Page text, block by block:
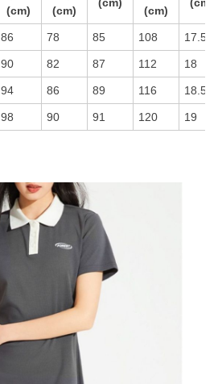
(cm)
(cm)
(cm)
86 78 85 108 17.5
90 82 87 112 18
94 86 89 116 18.5
98 90 91 120 19